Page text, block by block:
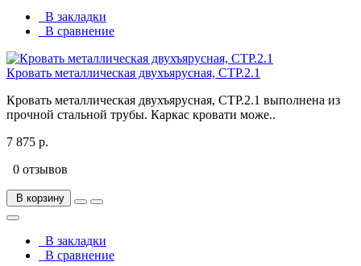
В закладки
В сравнение
Кровать металлическая двухъярусная, СТР.2.1
Кровать металлическая двухъярусная, СТР.2.1 выполнена из
прочной стальной трубы. Каркас кровати може..
7 875 р.
0 отзывов
В корзину
В закладки
В сравнение